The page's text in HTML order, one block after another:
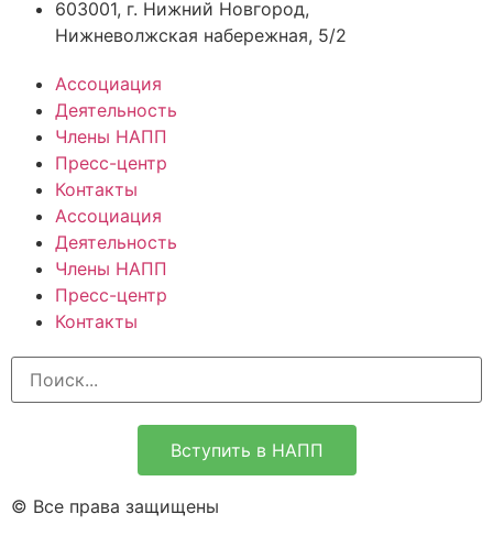
603001, г. Нижний Новгород,
Нижневолжская набережная, 5/2
Ассоциация
Деятельность
Члены НАПП
Пресс-центр
Контакты
Ассоциация
Деятельность
Члены НАПП
Пресс-центр
Контакты
Вступить в НАПП
© Все права защищены